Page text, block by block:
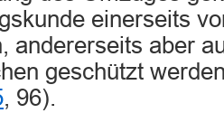
einerseits
andererseits aber
geschützt
, 96).